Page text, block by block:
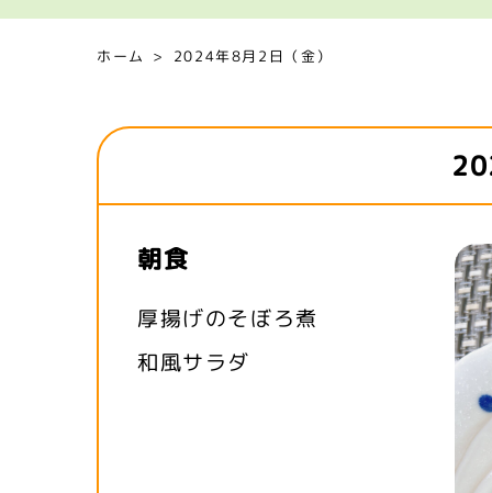
ホーム 2024年8月2日（金）
朝食
厚揚げのそぼろ煮
和風サラダ